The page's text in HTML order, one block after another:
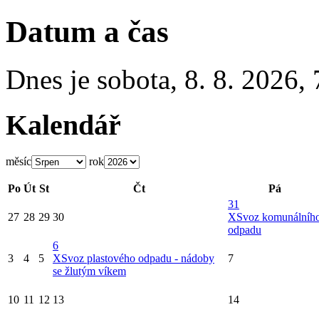
Datum a čas
Dnes je sobota, 8. 8. 2026,
Kalendář
měsíc rok
Po Út St Čt Pá
27 28 29 30
31
XSvoz
odpadu
3 4 5
6
XSvoz plastového odpadu - nádoby
se žlutým víkem
7
10 11 12 13 14